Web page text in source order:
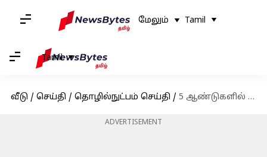
மேலும் Tamil
Tamil
வீடு / செய்தி / தொழில்நுட்பம் செய்தி / 5 ஆண்டுகளில் 16லட்சம் தரும் போஸ்ட் ஆபிஸ் சேமிப்பு திட்டம்!
ADVERTISEMENT